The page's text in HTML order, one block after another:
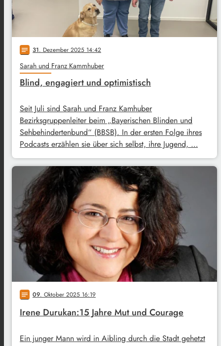
notes 31. Dezember 2025 14:42
Sarah und Franz Kammhuber
Blind, engagiert und optimistisch
Seit Juli sind Sarah und Franz Kamhuber
Bezirksgruppenleiter beim „Bayerischen Blinden und
Sehbehindertenbund“ (BBSB). In der ersten Folge ihres
Podcasts erzählen sie über sich selbst, ihre Jugend, …
notes 09. Oktober 2025 16:19
Irene Durukan:15 Jahre Mut und Courage
Ein junger Mann wird in Aibling durch die Stadt gehetzt